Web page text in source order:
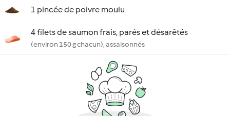
1 pincée de poivre moulu
4 filets de saumon frais, parés et désarêtés
(environ 150 g chacun), assaisonnés